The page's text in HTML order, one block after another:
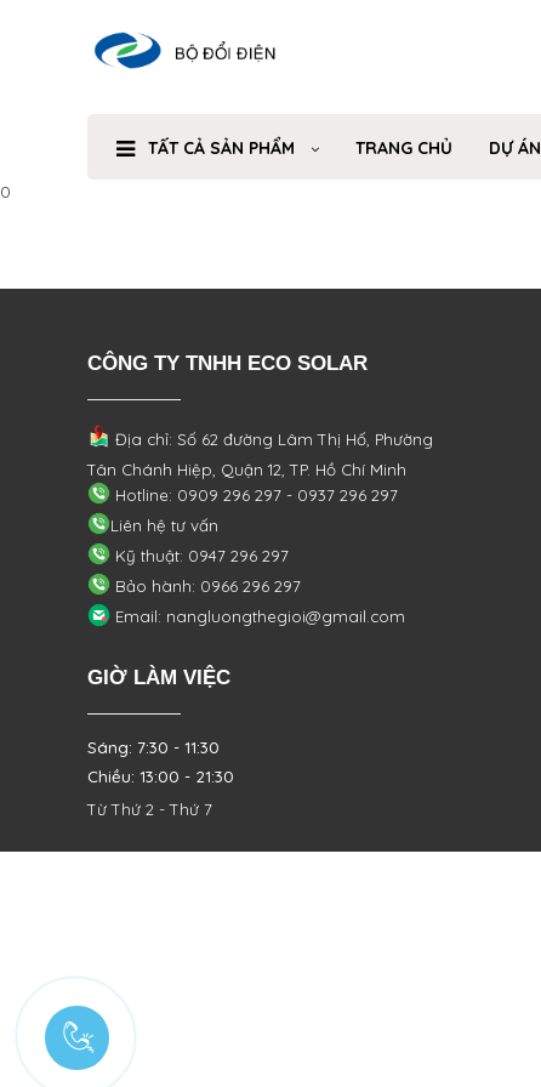
TẤT CẢ SẢN PHẨM TRANG CHỦ DỰ ÁN
0
CÔNG TY TNHH ECO SOLAR
Địa chỉ: Số 62 đường Lâm Thị Hố, Phường
Tân Chánh Hiệp, Quận 12, TP. Hồ Chí Minh
Hotline: 0909 296 297 - 0937 296 297
Liên hệ tư vấn
Kỹ thuật: 0947 296 297
Bảo hành: 0966 296 297
Email: nangluongthegioi@gmail.com
GIỜ LÀM VIỆC
Sáng: 7:30 - 11:30
Chiều: 13:00 - 21:30
Từ Thứ 2 - Thứ 7